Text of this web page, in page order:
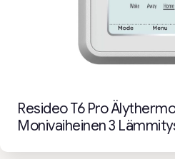
Resideo T6 Pro
Monivaiheinen 3